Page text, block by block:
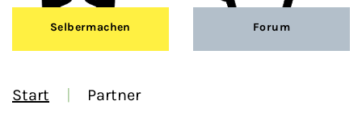
Selbermachen Forum
Start Partner